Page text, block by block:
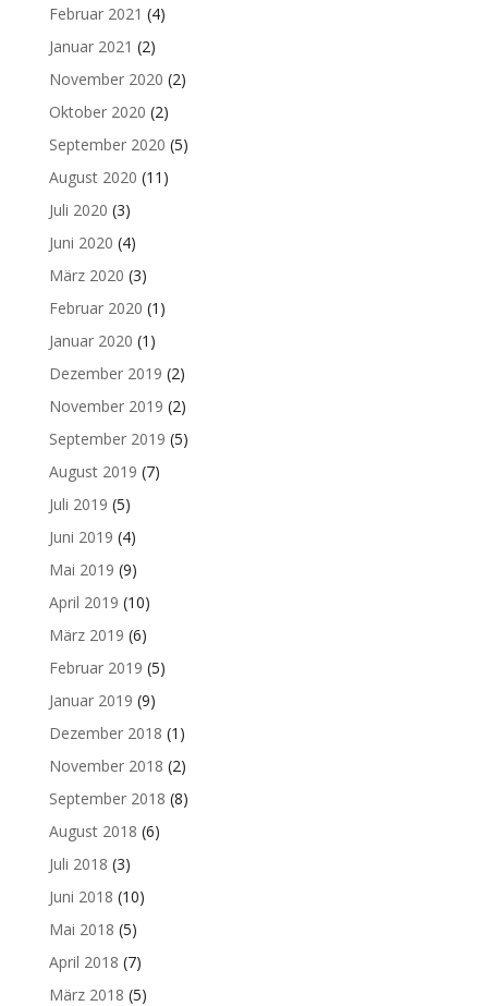
Februar 2021 (4)
Januar 2021 (2)
November 2020 (2)
Oktober 2020 (2)
September 2020 (5)
August 2020 (11)
Juli 2020 (3)
Juni 2020 (4)
März 2020 (3)
Februar 2020 (1)
Januar 2020 (1)
Dezember 2019 (2)
November 2019 (2)
September 2019 (5)
August 2019 (7)
Juli 2019 (5)
Juni 2019 (4)
Mai 2019 (9)
April 2019 (10)
März 2019 (6)
Februar 2019 (5)
Januar 2019 (9)
Dezember 2018 (1)
November 2018 (2)
September 2018 (8)
August 2018 (6)
Juli 2018 (3)
Juni 2018 (10)
Mai 2018 (5)
April 2018 (7)
März 2018 (5)